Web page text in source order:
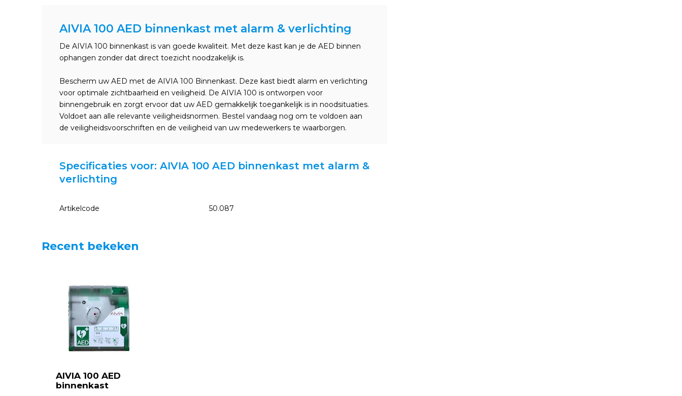
AIVIA 100 AED binnenkast met alarm & verlichting
De AIVIA 100 binnenkast is van goede kwaliteit. Met deze kast kan je de AED binnen
ophangen zonder dat direct toezicht noodzakelijk is.
Bescherm uw AED met de AIVIA 100 Binnenkast. Deze kast biedt alarm en verlichting
voor optimale zichtbaarheid en veiligheid. De AIVIA 100 is ontworpen voor
binnengebruik en zorgt ervoor dat uw AED gemakkelijk toegankelijk is in noodsituaties.
Voldoet aan alle relevante veiligheidsnormen. Bestel vandaag nog om te voldoen aan
de veiligheidsvoorschriften en de veiligheid van uw medewerkers te waarborgen.
Specificaties voor: AIVIA 100 AED binnenkast met alarm &
verlichting
Artikelcode 50.087
Recent bekeken
AIVIA 100 AED
binnenkast